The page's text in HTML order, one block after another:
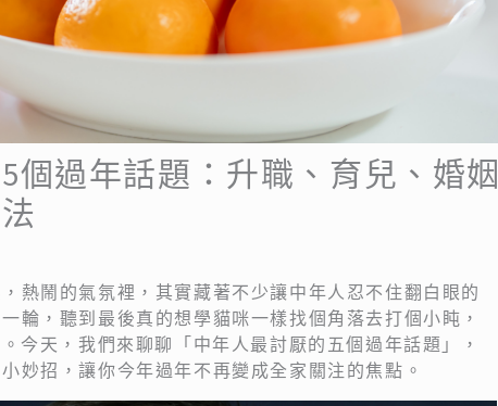
個過年話題：升職、育兒、婚姻
熱鬧的氣氛裡，其實藏著不少讓中年人忍不住翻白眼的
輪，聽到最後真的想學貓咪一樣找個角落去打個小盹，
今天，我們來聊聊「中年人最討厭的五個過年話題」，
妙招，讓你今年過年不再變成全家關注的焦點。